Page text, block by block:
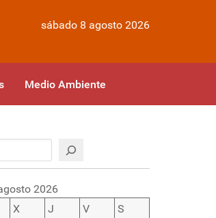
sábado 8 agosto 2026
Medio Ambiente
2026
X J V
S